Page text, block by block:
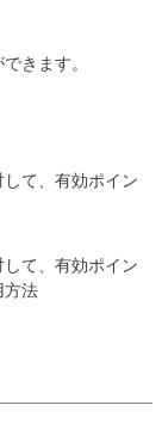
きます。
て、有効ポイン
て、有効ポイン
方法